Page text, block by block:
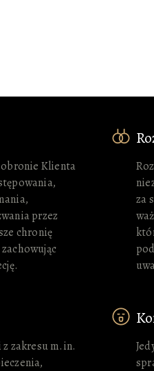
obronie Klienta
przez
chronię
za
zakresu m.in.